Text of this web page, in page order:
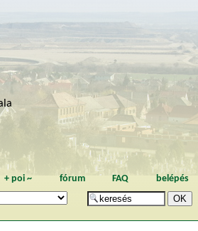
+ poi~ fórum FAQ belépés